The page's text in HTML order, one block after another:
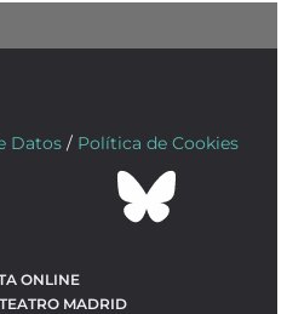
Datos / Política de Cookies
ONLINE
MADRID